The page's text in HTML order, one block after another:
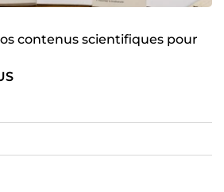
contenus scientifiques pour